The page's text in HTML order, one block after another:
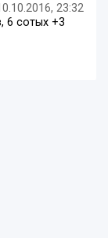
23:32
6 сотых +3